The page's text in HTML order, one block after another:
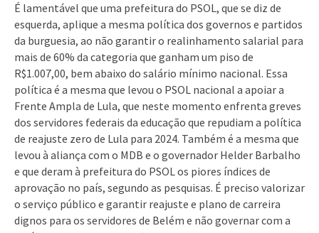
É lamentável que uma prefeitura do PSOL, que se diz de
esquerda, aplique a mesma política dos governos e partidos
da burguesia, ao não garantir o realinhamento salarial para
mais de 60% da categoria que ganham um piso de
R$1.007,00, bem abaixo do salário mínimo nacional. Essa
política é a mesma que levou o PSOL nacional a apoiar a
Frente Ampla de Lula, que neste momento enfrenta greves
dos servidores federais da educação que repudiam a política
de reajuste zero de Lula para 2024. Também é a mesma que
levou à aliança com o MDB e o governador Helder Barbalho
e que deram à prefeitura do PSOL os piores índices de
aprovação no país, segundo as pesquisas. É preciso valorizar
o serviço público e garantir reajuste e plano de carreira
dignos para os servidores de Belém e não governar com a